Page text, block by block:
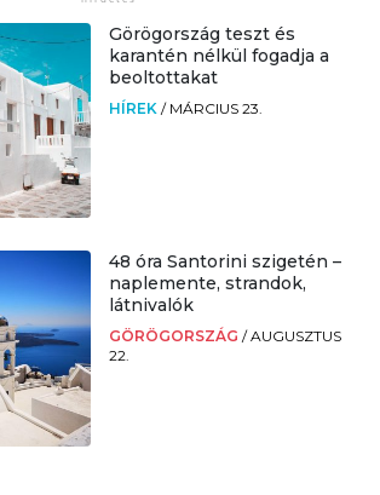
Görögország teszt és
karantén nélkül fogadja a
beoltottakat
HÍREK / MÁRCIUS 23.
48 óra Santorini szigetén –
naplemente, strandok,
látnivalók
GÖRÖGORSZÁG /AUGUSZTUS
22.